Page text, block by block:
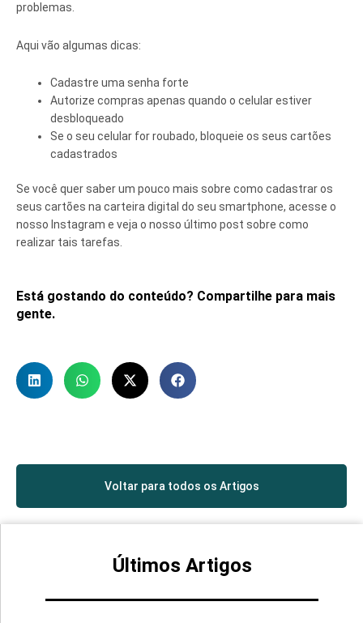
problemas.
Aqui vão algumas dicas:
Cadastre uma senha forte
Autorize compras apenas quando o celular estiver
desbloqueado
Se o seu celular for roubado, bloqueie os seus cartões
cadastrados
Se você quer saber um pouco mais sobre como cadastrar os
seus cartões na carteira digital do seu smartphone, acesse o
nosso Instagram e veja o nosso último post sobre como
realizar tais tarefas.
Está gostando do conteúdo? Compartilhe para mais
gente.
Voltar para todos os Artigos
Últimos Artigos